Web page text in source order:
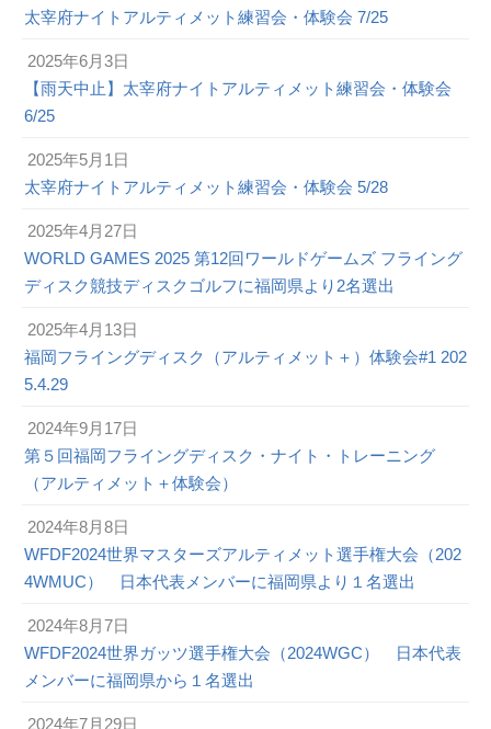
太宰府ナイトアルティメット練習会・体験会 7/25
2025年6月3日
【雨天中止】太宰府ナイトアルティメット練習会・体験会
6/25
2025年5月1日
太宰府ナイトアルティメット練習会・体験会 5/28
2025年4月27日
WORLD GAMES 2025 第12回ワールドゲームズ フライング
ディスク競技ディスクゴルフに福岡県より2名選出
2025年4月13日
福岡フライングディスク（アルティメット＋）体験会#1 202
5.4.29
2024年9月17日
第５回福岡フライングディスク・ナイト・トレーニング
（アルティメット＋体験会）
2024年8月8日
WFDF2024世界マスターズアルティメット選手権大会（202
4WMUC） 日本代表メンバーに福岡県より１名選出
2024年8月7日
WFDF2024世界ガッツ選手権大会（2024WGC） 日本代表
メンバーに福岡県から１名選出
2024年7月29日